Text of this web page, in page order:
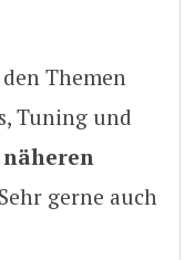
Themen
Tuning und
näheren
gerne auch